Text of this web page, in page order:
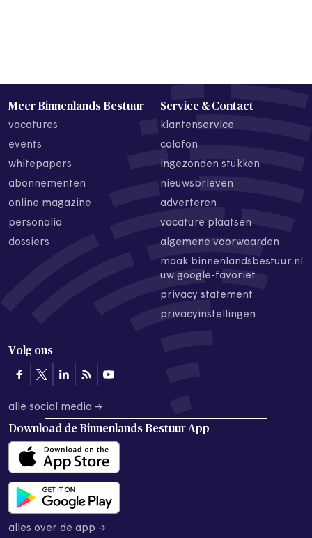
Meer Binnenlands Bestuur
vacatures
events
whitepapers
abonnementen
online magazine
personalia
dossiers
Service & Contact
klantenservice
colofon
ingezonden stukken
nieuwsbrieven
adverteren
vacature plaatsen
algemene voorwaarden
maak binnenlandsbestuur.nl
uw google-favoriet
privacy statement
privacyinstellingen
Volg ons
alle social media →
Download de Binnenlands Bestuur App
alles over de app →